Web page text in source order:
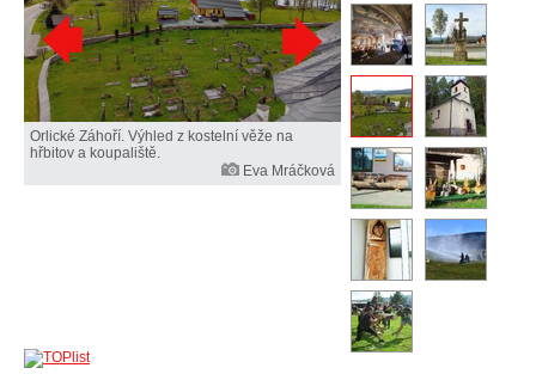
Orlické Záhoří. Výhled z kostelní věže na
hřbitov a koupaliště.
Eva Mráčková